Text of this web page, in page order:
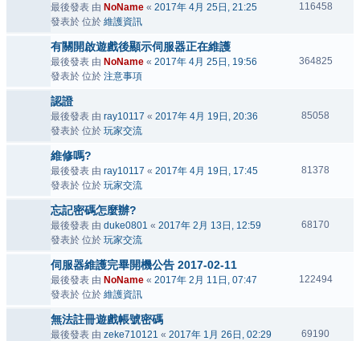
最後發表 由 NoName « 2017年 4月 25日, 21:25
發表於 位於 維護資訊
116458
有關開啟遊戲後顯示伺服器正在維護
最後發表 由 NoName « 2017年 4月 25日, 19:56
發表於 位於 注意事項
364825
認證
最後發表 由 ray10117 « 2017年 4月 19日, 20:36
發表於 位於 玩家交流
85058
維修嗎?
最後發表 由 ray10117 « 2017年 4月 19日, 17:45
發表於 位於 玩家交流
81378
忘記密碼怎麼辦?
最後發表 由 duke0801 « 2017年 2月 13日, 12:59
發表於 位於 玩家交流
68170
伺服器維護完畢開機公告 2017-02-11
最後發表 由 NoName « 2017年 2月 11日, 07:47
發表於 位於 維護資訊
122494
無法註冊遊戲帳號密碼
最後發表 由 zeke710121 « 2017年 1月 26日, 02:29
69190